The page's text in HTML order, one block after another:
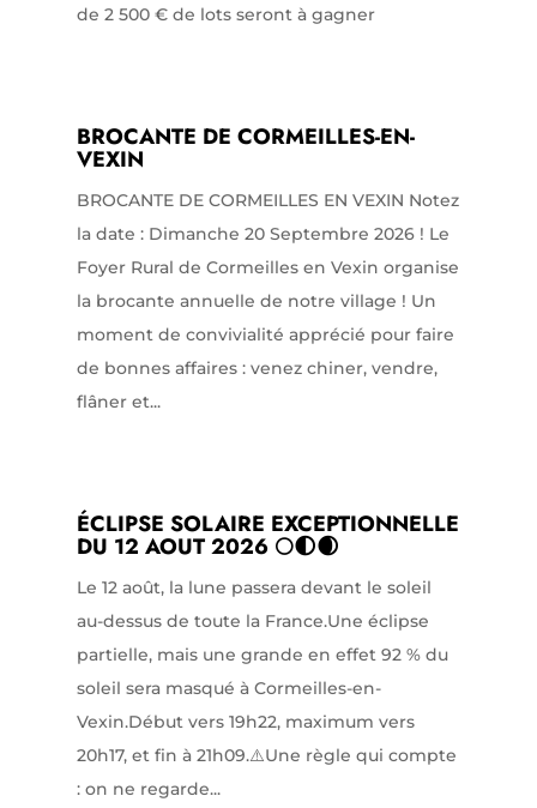
de 2 500 € de lots seront à gagner
BROCANTE DE CORMEILLES-EN-
VEXIN
BROCANTE DE CORMEILLES EN VEXIN Notez
la date : Dimanche 20 Septembre 2026 ! Le
Foyer Rural de Cormeilles en Vexin organise
la brocante annuelle de notre village ! Un
moment de convivialité apprécié pour faire
de bonnes affaires : venez chiner, vendre,
flâner et...
ÉCLIPSE SOLAIRE EXCEPTIONNELLE
DU 12 AOUT 2026 🌕🌓🌒
Le 12 août, la lune passera devant le soleil
au-dessus de toute la France.Une éclipse
partielle, mais une grande en effet 92 % du
soleil sera masqué à Cormeilles-en-
Vexin.Début vers 19h22, maximum vers
20h17, et fin à 21h09.⚠️Une règle qui compte
: on ne regarde...